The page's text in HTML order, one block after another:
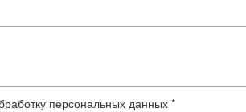
персональных данных *